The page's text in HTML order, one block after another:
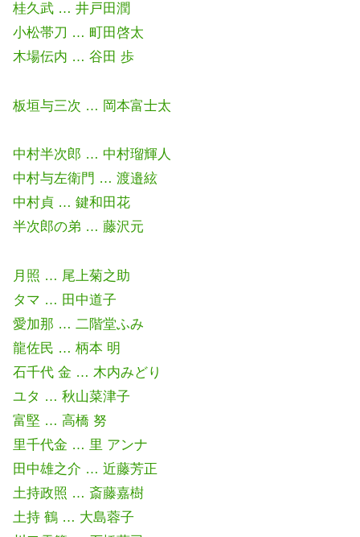
桂久武 … 井戸田潤
小松帯刀 … 町田啓太
木場伝内 … 谷田 歩
板垣与三次 … 岡本富士太
中村半次郎 … 中村瑠輝人
中村与左衛門 … 渡邉絃
中村貞 … 鍵和田花
半次郎の弟 … 藤沢元
月照 … 尾上菊之助
タマ … 田中道子
愛加那 … 二階堂ふみ
龍佐民 … 柄本 明
石千代 金 … 木内みどり
ユタ … 秋山菜津子
富堅 … 高橋 努
里千代金 … 里 アンナ
田中雄之介 … 近藤芳正
土持政照 … 斎藤嘉樹
土持 鶴 … 大島蓉子